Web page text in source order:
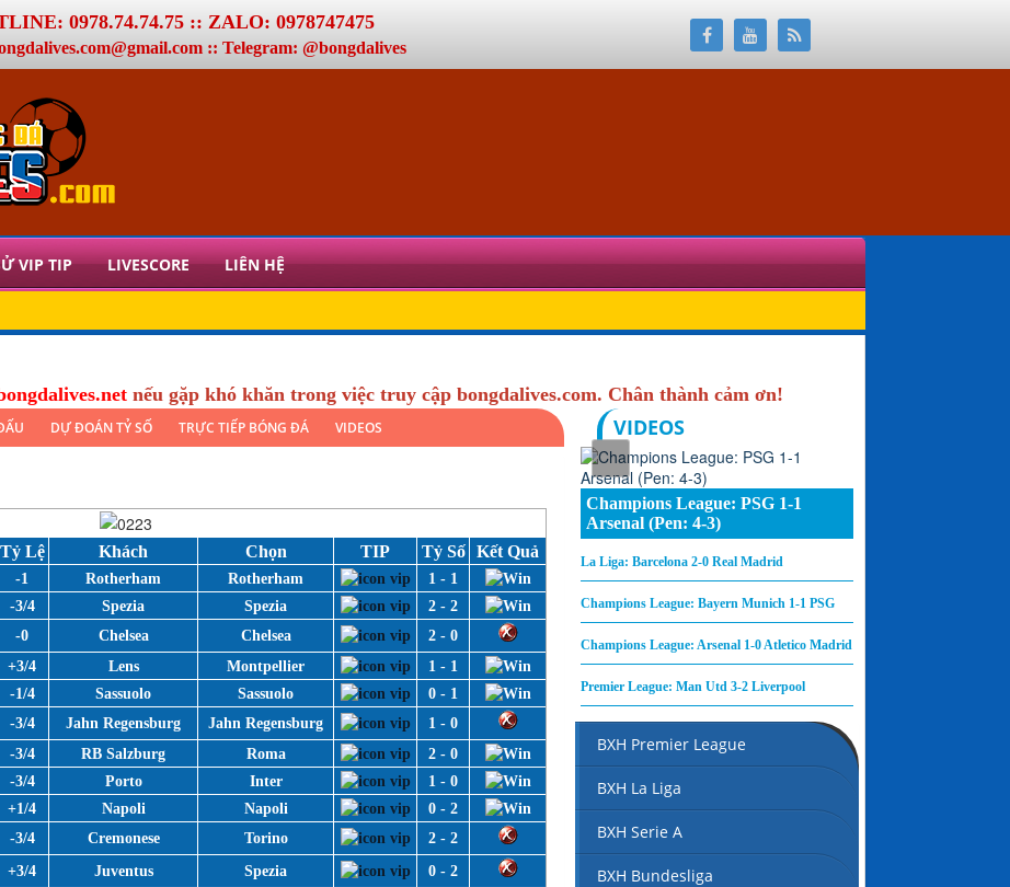
0978.74.74.75 :: ZALO: 0978747475
:: Telegram: @bongdalives
VIP TIP LIVESCORE LIÊN HỆ
nếu gặp khó khăn trong việc truy cập bongdalives.com. Chân thành cảm ơn!
DỰ ĐOÁN TỶ SỐ TRỰC TIẾP BÓNG ĐÁ VIDEOS
Tỷ Lệ Khách Chọn TIP Tỷ Số Kết Quả
-1 Rotherham Rotherham
1 - 1
-3/4 Spezia Spezia
2 - 2
-0 Chelsea Chelsea
2 - 0
+3/4 Lens Montpellier
1 - 1
-1/4 Sassuolo Sassuolo
0 - 1
-3/4 Jahn Regensburg Jahn Regensburg
1 - 0
-3/4 RB Salzburg Roma
2 - 0
-3/4 Porto Inter
1 - 0
+1/4 Napoli Napoli
0 - 2
-3/4 Cremonese Torino
2 - 2
+3/4 Juventus Spezia
0 - 2
VIDEOS
Champions League: PSG 1-1
Arsenal (Pen: 4-3)
La Liga: Barcelona 2-0 Real Madrid
Champions League: Bayern Munich 1-1 PSG
Champions League: Arsenal 1-0 Atletico Madrid
Premier League: Man Utd 3-2 Liverpool
BXH Premier League
BXH La Liga
BXH Serie A
BXH Bundesliga